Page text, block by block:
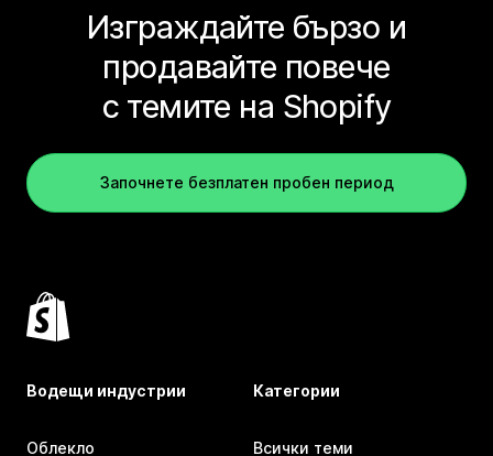
Изграждайте бързо и
продавайте повече
с темите на Shopify
Започнете безплатен пробен период
Водещи индустрии
Облекло
Категории
Всички теми